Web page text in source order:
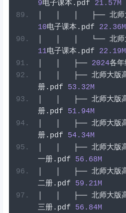
9电子课本 . pdf 21.57M
├── 北
10电子课本 . pdf 22.36M
└── 北
11电子课本 . pdf 22.19M
├── 2024各年
├── 北师大版
册. pdf 53.32M
├── 北师大版
册. pdf 51.94M
├── 北师大版
册. pdf 54.34M
├── 北师大版
一册. pdf 56.68M
├── 北师大版
二册. pdf 59.21M
├── 北师大版
三册. pdf 56.84M